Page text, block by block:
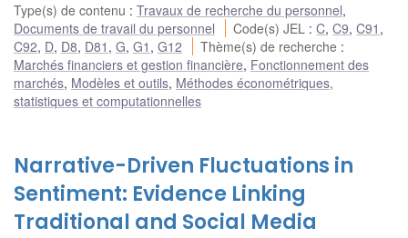
Type(s) de contenu : Travaux de recherche du personnel,
Documents de travail du personnel
Code(s) JEL :C,C9,C91 ,
C92, D, D8, D81 , G, G1 , G12 Thème(s) de recherche :
Marchés financiers et gestion financière, Fonctionnement des
marchés, Modèles et outils, Méthodes économétriques,
statistiques et computationnelles
Narrative-Driven Fluctuations in
Sentiment: Evidence Linking
Traditional and Social Media